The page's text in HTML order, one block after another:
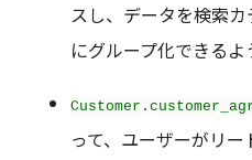
スし、データを検索
にグループ化できるよ
って、ユーザーがリ